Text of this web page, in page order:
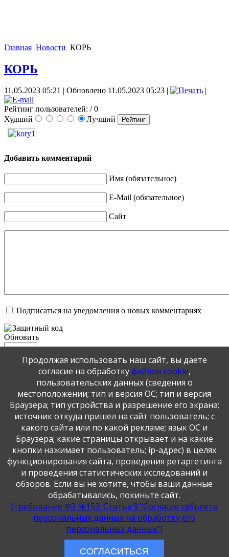
Главная Новости КОРЬ
КОРЬ
11.05.2023 05:21 Обновлено 11.05.2023 05:23
Рейтинг пользователей: / 0
Худший
Лучший
Добавить комментарий
Имя (обязательное)
E-Mail (обязательное)
Сайт
Подписаться на уведомления о новых комментариях
Обновить
Отправить
JComments
Публикация персональных данных, в том числе
фотографий, производится в соответствии с
Федеральным законом от 27.07.2006 г. № 152-ФЗ " О
персональных данных", с согласия субъекта персональных
данных".
Продолжая использовать наш сайт, вы даете
согласие на обработкуфайлов cookie,
пользовательских данных (сведения о
местоположении; тип и версия ОС; тип и версия
Браузера; тип устройства и разрешение его экрана;
источник откуда пришел на сайт пользователь; с
какого сайта или по какой рекламе; язык ОС и
Браузера; какие страницы открывает и на какие
кнопки нажимает пользователь; ip-адрес) в целях
функционирования сайта, проведения ретаргетинга
и проведения статистических исследований и
обзоров. Если вы не хотите, чтобы ваши данные
обрабатывались, покиньте сайт.
(требование ФЗ №152. Статья 9 "Согласие субъекта
персональных данных на обработку его
персональных данных")
СОГЛАСИТЬСЯ